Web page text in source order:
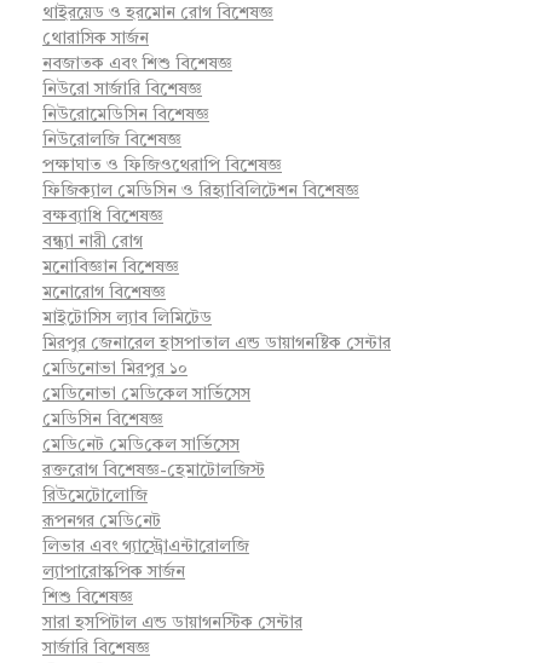
থাইরয়েড ও হরমোন রোগ বিশেষজ্ঞ
থোরাসিক সার্জন
নবজাতক এবং শিশু বিশেষজ্ঞ
নিউরো সার্জারি বিশেষজ্ঞ
নিউরোমেডিসিন বিশেষজ্ঞ
নিউরোলজি বিশেষজ্ঞ
পক্ষাঘাত ও ফিজিওথেরাপি বিশেষজ্ঞ
ফিজিক্যাল মেডিসিন ও রিহ্যাবিলিটেশন বিশেষজ্ঞ
বক্ষব্যাধি বিশেষজ্ঞ
বন্ধ্যা নারী রোগ
মনোবিজ্ঞান বিশেষজ্ঞ
মনোরোগ বিশেষজ্ঞ
মাইটোসিস ল্যাব লিমিটেড
মিরপুর জেনারেল হাসপাতাল এন্ড ডায়াগনষ্টিক সেন্টার
মেডিনোভা মিরপুর ১০
মেডিনোভা মেডিকেল সার্ভিসেস
মেডিসিন বিশেষজ্ঞ
মে‌ডি‌নেট মে‌ডি‌কেল সা‌র্ভিসেস
রক্তরোগ বিশেষজ্ঞ-হেমাটোলজিস্ট
রিউমেটোলোজি
রূপনগর মে‌ডি‌নেট
লিভার এবং গ্যাস্ট্রোএন্টারোলজি
ল্যাপারোস্কপিক সার্জন
শিশু বিশেষজ্ঞ
সারা হসপিটাল এন্ড ডায়াগনস্টিক সেন্টার
সার্জারি বিশেষজ্ঞ